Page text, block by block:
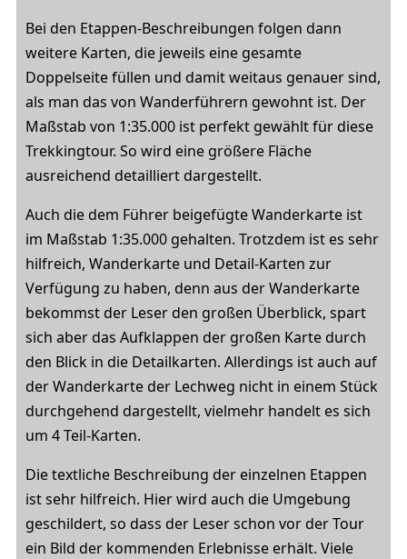
Bei den Etappen-Beschreibungen folgen dann
weitere Karten, die jeweils eine gesamte
Doppelseite füllen und damit weitaus genauer sind,
als man das von Wanderführern gewohnt ist. Der
Maßstab von 1:35.000 ist perfekt gewählt für diese
Trekkingtour. So wird eine größere Fläche
ausreichend detailliert dargestellt.
Auch die dem Führer beigefügte Wanderkarte ist
im Maßstab 1:35.000 gehalten. Trotzdem ist es sehr
hilfreich, Wanderkarte und Detail-Karten zur
Verfügung zu haben, denn aus der Wanderkarte
bekommst der Leser den großen Überblick, spart
sich aber das Aufklappen der großen Karte durch
den Blick in die Detailkarten. Allerdings ist auch auf
der Wanderkarte der Lechweg nicht in einem Stück
durchgehend dargestellt, vielmehr handelt es sich
um 4 Teil-Karten.
Die textliche Beschreibung der einzelnen Etappen
ist sehr hilfreich. Hier wird auch die Umgebung
geschildert, so dass der Leser schon vor der Tour
ein Bild der kommenden Erlebnisse erhält. Viele